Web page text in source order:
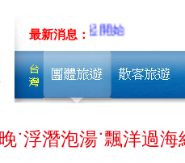
最新消息：
˙浮潛泡湯˙飄洋過